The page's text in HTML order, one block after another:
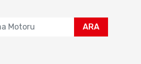
ARA